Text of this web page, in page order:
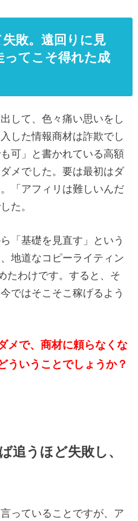
敗。遠回りに見
てこそ得れた成
して、色々痛い思いをし
した情報商材は詐欺でし
可」と書かれている高額
メでした。要は最初はダ
「アフィリは難しいんだ
た。
「基礎を見直す」という
地道なコピーライティン
たわけです。すると、そ
ではそこそこ稼げるよう
メで、商材に頼らなくな
ういうことでしょうか？
追うほど失敗し、
っていることですが、ア